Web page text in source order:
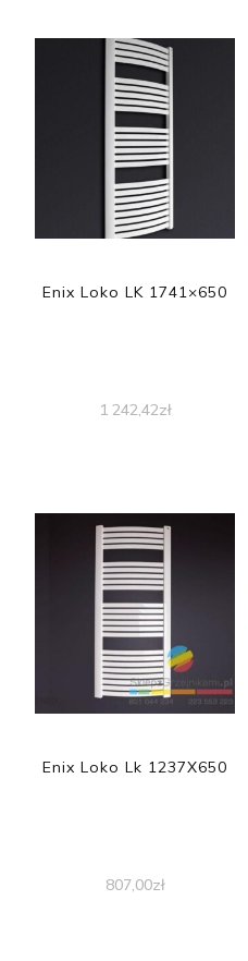
Enix Loko LK 1741×650
1 242,42zł
Enix Loko Lk 1237X650
807,00zł